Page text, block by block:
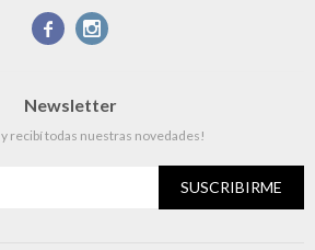
 
Newsletter
y recibí todas nuestras novedades!
SUSCRIBIRME